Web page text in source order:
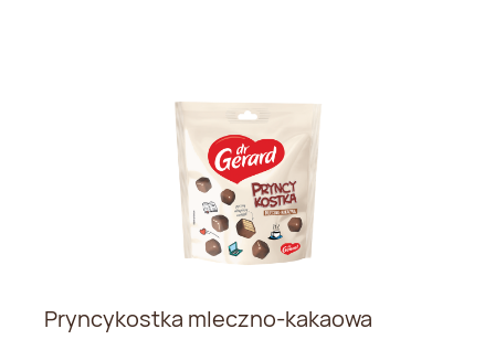
Pryncykostka mleczno-kakaowa